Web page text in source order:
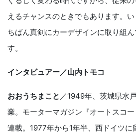
えるチャンスのときでもあります。
ちばん真剣にカーデザインに取り組
す。
インタビュアー／山内トモコ
おおうちまこと ／1949年、茨城県水
業。モーターマガジン『オートスコ
連載。1977年から1年半、西ドイツに